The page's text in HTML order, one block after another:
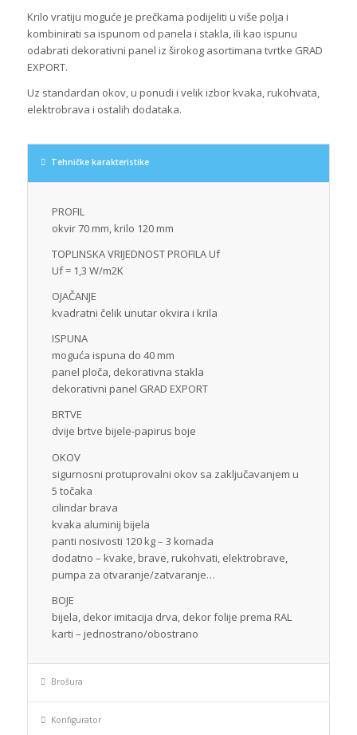
Krilo vratiju moguće je prečkama podijeliti u više polja i
kombinirati sa ispunom od panela i stakla, ili kao ispunu
odabrati dekorativni panel iz širokog asortimana tvrtke GRAD
EXPORT.
Uz standardan okov, u ponudi i velik izbor kvaka, rukohvata,
elektrobrava i ostalih dodataka.
Tehničke karakteristike
PROFIL
okvir 70 mm, krilo 120 mm
TOPLINSKA VRIJEDNOST PROFILA Uf
Uf = 1,3 W/m2K
OJAČANJE
kvadratni čelik unutar okvira i krila
ISPUNA
moguća ispuna do 40 mm
panel ploča, dekorativna stakla
dekorativni panel GRAD EXPORT
BRTVE
dvije brtve bijele-papirus boje
OKOV
sigurnosni protuprovalni okov sa zaključavanjem u
5 točaka
cilindar brava
kvaka aluminij bijela
panti nosivosti 120 kg – 3 komada
dodatno – kvake, brave, rukohvati, elektrobrave,
pumpa za otvaranje/zatvaranje…
BOJE
bijela, dekor imitacija drva, dekor folije prema RAL
karti – jednostrano/obostrano
Brošura
Konfigurator